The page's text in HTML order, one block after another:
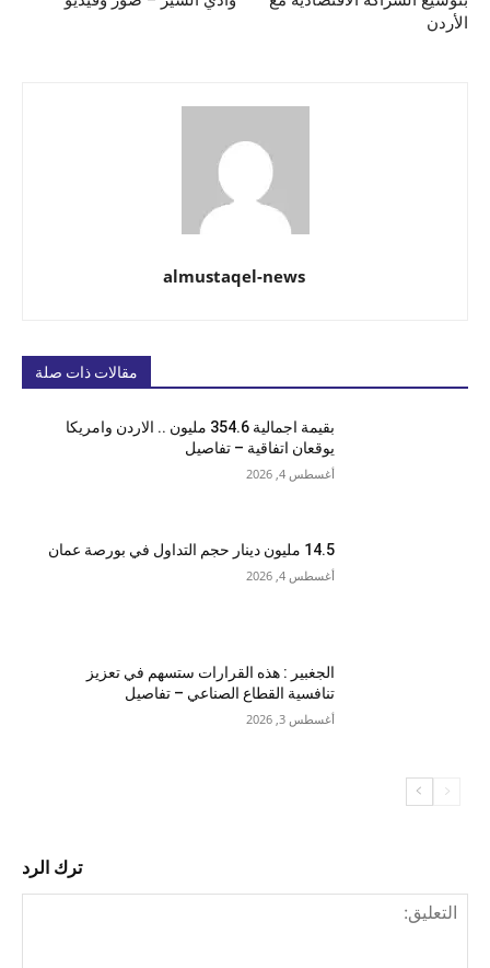
الأردن
almustaqel-news
مقالات ذات صلة
بقيمة اجمالية 354.6 مليون .. الاردن وامريكا
يوقعان اتفاقية – تفاصيل
أغسطس 4, 2026
14.5 مليون دينار حجم التداول في بورصة عمان
أغسطس 4, 2026
الجغبير : هذه القرارات ستسهم في تعزيز
تنافسية القطاع الصناعي – تفاصيل
أغسطس 3, 2026
ترك الرد